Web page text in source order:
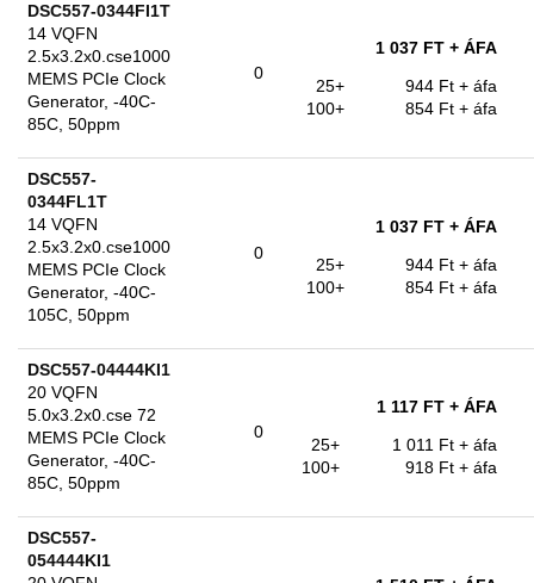
DSC557-0344FI1T
14 VQFN
2.5x3.2x0.cse1000
MEMS PCIe Clock
Generator, -40C-
85C, 50ppm
0
1 037 FT + ÁFA
25+
944 Ft + áfa
100+
854 Ft + áfa
DSC557-
0344FL1T
14 VQFN
2.5x3.2x0.cse1000
MEMS PCIe Clock
Generator, -40C-
105C, 50ppm
0
1 037 FT + ÁFA
25+
944 Ft + áfa
100+
854 Ft + áfa
DSC557-04444KI1
20 VQFN
5.0x3.2x0.cse 72
MEMS PCIe Clock
Generator, -40C-
85C, 50ppm
0
1 117 FT + ÁFA
25+
1 011 Ft + áfa
100+
918 Ft + áfa
DSC557-
054444KI1